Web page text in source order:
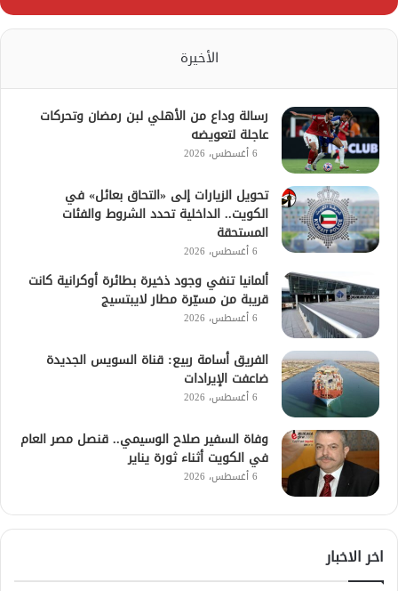
الأخيرة
رسالة وداع من الأهلي لبن رمضان وتحركات
عاجلة لتعويضه
6 أغسطس، 2026
تحويل الزيارات إلى «التحاق بعائل» في
الكويت.. الداخلية تحدد الشروط والفئات
المستحقة
6 أغسطس، 2026
ألمانيا تنفي وجود ذخيرة بطائرة أوكرانية كانت
قريبة من مسيّرة مطار لايبتسيج
6 أغسطس، 2026
الفريق أسامة ربيع: قناة السويس الجديدة
ضاعفت الإيرادات
6 أغسطس، 2026
وفاة السفير صلاح الوسيمي.. قنصل مصر العام
في الكويت أثناء ثورة يناير
6 أغسطس، 2026
اخر الاخبار